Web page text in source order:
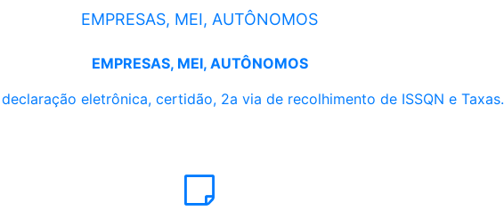
EMPRESAS, MEI, AUTÔNOMOS
EMPRESAS, MEI, AUTÔNOMOS
eletrônica, certidão, 2a via de recolhimento de ISSQN e Taxas.